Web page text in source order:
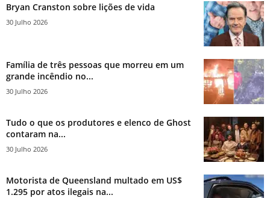
Bryan Cranston sobre lições de vida
30 Julho 2026
Família de três pessoas que morreu em um
grande incêndio no...
30 Julho 2026
Tudo o que os produtores e elenco de Ghost
contaram na...
30 Julho 2026
Motorista de Queensland multado em US$
1.295 por atos ilegais na...